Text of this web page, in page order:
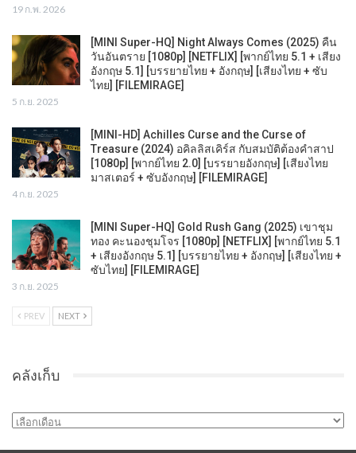
19 ก.พ. 2026
[MINI Super-HQ] Night Always Comes (2025) คืน
วันอันตราย [1080p] [NETFLIX] [พากย์ไทย 5.1 + เสียง
อังกฤษ 5.1] [บรรยายไทย + อังกฤษ] [เสียงไทย + ซับ
ไทย] [FILEMIRAGE]
5 ก.ย. 2025
[MINI-HD] Achilles Curse and the Curse of
Treasure (2024) อคิลลิสเคิร์ส กับสมบัติต้องคำสาป
[1080p] [พากย์ไทย 2.0] [บรรยายอังกฤษ] [เสียงไทย
มาสเตอร์ + ซับอังกฤษ] [FILEMIRAGE]
4 ก.ย. 2025
[MINI Super-HQ] Gold Rush Gang (2025) เขาชุม
ทอง คะนองชุมโจร [1080p] [NETFLIX] [พากย์ไทย 5.1
+ เสียงอังกฤษ 5.1] [บรรยายไทย + อังกฤษ] [เสียงไทย +
ซับไทย] [FILEMIRAGE]
3 ก.ย. 2025
PREV NEXT
คลังเก็บ
คลัง